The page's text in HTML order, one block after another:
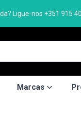
Ligue-nos +351 915
Marcas